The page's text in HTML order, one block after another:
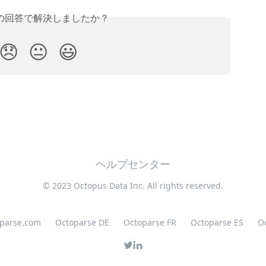
回答で解決しましたか？
😞 😐 😃
ヘルプセンター
© 2023 Octopus Data Inc. All rights reserved.
Octoparse DE Octoparse FR Octoparse ES